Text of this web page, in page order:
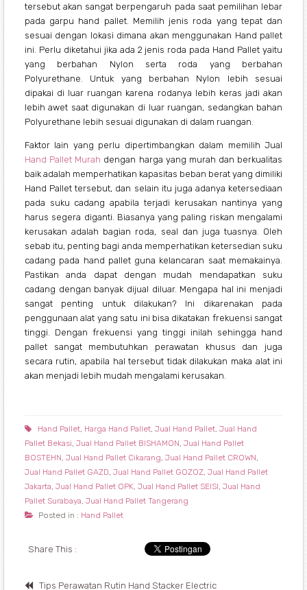
tersebut akan sangat berpengaruh pada saat pemilihan lebar
pada garpu hand pallet. Memilih jenis roda yang tepat dan
sesuai dengan lokasi dimana akan menggunakan Hand pallet
ini. Perlu diketahui jika ada 2 jenis roda pada Hand Pallet yaitu
yang berbahan Nylon serta roda yang berbahan
Polyurethane. Untuk yang berbahan Nylon lebih sesuai
dipakai di luar ruangan karena rodanya lebih keras jadi akan
lebih awet saat digunakan di luar ruangan, sedangkan bahan
Polyurethane lebih sesuai digunakan di dalam ruangan.
Faktor lain yang perlu dipertimbangkan dalam memilih Jual
Hand Pallet Murah dengan harga yang murah dan berkualitas
baik adalah memperhatikan kapasitas beban berat yang dimiliki
Hand Pallet tersebut, dan selain itu juga adanya ketersediaan
pada suku cadang apabila terjadi kerusakan nantinya yang
harus segera diganti. Biasanya yang paling riskan mengalami
kerusakan adalah bagian roda, seal dan juga tuasnya. Oleh
sebab itu, penting bagi anda memperhatikan ketersedian suku
cadang pada hand pallet guna kelancaran saat memakainya.
Pastikan anda dapat dengan mudah mendapatkan suku
cadang dengan banyak dijual diluar. Mengapa hal ini menjadi
sangat penting untuk dilakukan? Ini dikarenakan pada
penggunaan alat yang satu ini bisa dikatakan frekuensi sangat
tinggi. Dengan frekuensi yang tinggi inilah sehingga hand
pallet sangat membutuhkan perawatan khusus dan juga
secara rutin, apabila hal tersebut tidak dilakukan maka alat ini
akan menjadi lebih mudah mengalami kerusakan.
Hand Pallet, Harga Hand Pallet,Jual Hand Pallet,Jual Hand
Pallet Bekasi, Jual Hand Pallet BISHAMON, Jual Hand Pallet
BOSTEHN, Jual Hand Pallet Cikarang, Jual Hand Pallet CROWN,
Jual Hand Pallet GAZD, Jual Hand Pallet GOZOZ, Jual Hand Pallet
Jakarta, Jual Hand Pallet OPK, Jual Hand Pallet SEISI, Jual Hand
Pallet Surabaya, Jual Hand Pallet Tangerang
Posted in : Hand Pallet
Share This :
Tips Perawatan Rutin Hand Stacker Electric